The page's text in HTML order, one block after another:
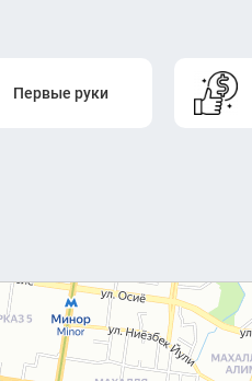
Первые руки